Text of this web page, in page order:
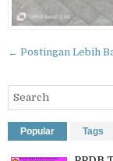
← Postingan Lebih
Popular Tags